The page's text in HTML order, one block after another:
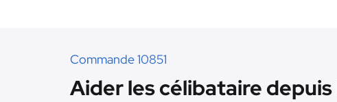
Commande 10851
Aider les célibataire